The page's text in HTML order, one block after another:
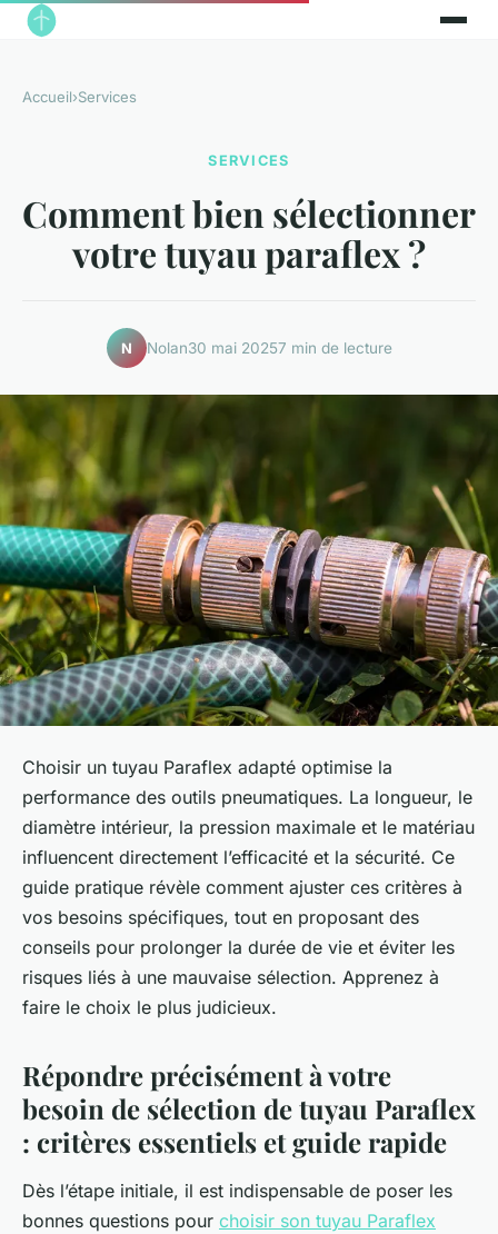
Accueil›Services
SERVICES
Comment bien sélectionner
votre tuyau paraflex ?
N Nolan30 mai 20257 min de lecture
Choisir un tuyau Paraflex adapté optimise la
performance des outils pneumatiques. La longueur, le
diamètre intérieur, la pression maximale et le matériau
influencent directement l’efficacité et la sécurité. Ce
guide pratique révèle comment ajuster ces critères à
vos besoins spécifiques, tout en proposant des
conseils pour prolonger la durée de vie et éviter les
risques liés à une mauvaise sélection. Apprenez à
faire le choix le plus judicieux.
Répondre précisément à votre
besoin de sélection de tuyau Paraflex
: critères essentiels et guide rapide
Dès l’étape initiale, il est indispensable de poser les
bonnes questions pour choisir son tuyau Paraflex